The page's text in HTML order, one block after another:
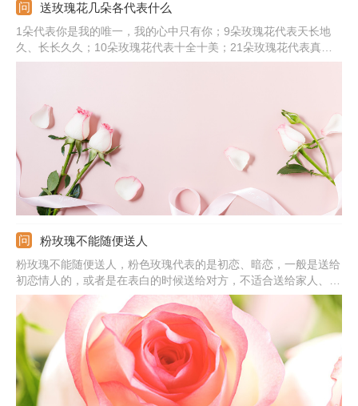
送玫瑰花几朵各代表什么
1朵代表你是我的唯一，我的心中只有你；9朵玫瑰花代表天长地
久、长长久久；10朵玫瑰花代表十全十美；21朵玫瑰花代表真诚
的爱；36朵玫瑰花代表浪漫；99朵玫瑰花代表天长地久；100朵玫
粉玫瑰不能随便送人
粉玫瑰不能随便送人，粉色玫瑰代表的是初恋、暗恋，一般是送给
初恋情人的，或者是在表白的时候送给对方，不适合送给家人、长
辈等人。不同玫瑰的颜色也不同，红色花语是我爱你、热恋和激情
的爱，蓝色代表珍贵、坚毅，橙色有积极向上的含义，紫色代表梦
幻和忧郁的爱。